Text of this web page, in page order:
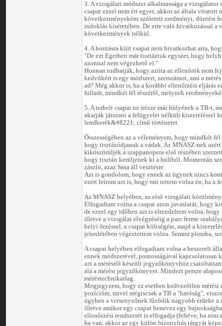
3. A vizsgálati módszer alkalmassága a vizsgálatot
csapat ezzel nem ért egyet, akkor az általa vitatott
következményeként született eredményt, döntést
indoklás kíséretében. De erre való hivatkozással a
következmények nélkül.
4. A bontásra kiírt csapat nem hivatkozhat arra,
"De ezt Egerben már tisztáztuk egyszer, hogy
azonnal nem végezhető el."
Honnan tudhatják, hogy azóta az ellenőrök nem
kedvükért is egy módszert, szerszámot, ami a
ad? Még akkor is, ha a korábbi ellenőrzési eljárás
fulladt, mindkét fél részéről, melynek
5. A terhelt csapat ne nézze már hülyének a TB-t,
akarják játszani a felügyelet nélküli kiszereléssel
lendkerék&#8221; című történetet.
Összességében az a véleményem, hogy mindkét
hogy tisztázódjanak a vádak. Az MNASZ-nek
kiköszörüljék a szappanopera első részében
hogy tisztán kerüljenek ki a buliból. Momentán
zászló, azaz Sasa áll vesztésre.
Azt is gondolom, hogy ennek az ügynek nincs
ezért leírom azt is, hogy mit tettem volna én, ha a
Az MNASZ helyében, az első vizsgálati
Elfogadtam volna a csapat azon javaslatát, hogy
de ezzel egy időben azt is elrendeltem volna, hogy
illetve a vizsgálat elvégzéséig a parc ferme
helyi őrzéssel, a csapat költségére, majd a
jelenlétében végeztettem volna. Semmi plomba,
A csapat helyében elfogadtam volna a beszerelt
ennek módszerével, pontosságával kapcsolatosan
azt a mérésről készült jegyzőkönyvhöz
alá a mérési jegyzőkönyvet. Mindezt persze
méréstechnikailag.
Megjegyzem, hogy ez esetben kedvezőtlen mérési
pozícióm, mivel mégiscsak a TB a "hatóság",
ügyben a versenyzőnek fűződik nagyobb érdeke a
illetve amikor egy csapat benevez egy
ellenőrzési rendszerét is elfogadja (feltéve, ha
ha van, akkor az egy külön bizonyítás tárgyát